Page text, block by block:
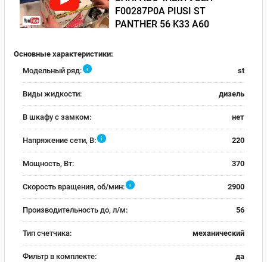
F00287P0A PIUSI ST
PANTHER 56 K33 A60
Основные характеристики:
Модельный ряд:
i st
Виды жидкости: дизель
В шкафу с замком: нет
Напряжение сети, В: i 220
Мощность, Вт: 370
Скорость вращения, об/мин: i 2900
Производительность до, л/м: 56
Тип счетчика: механический
Фильтр в комплекте: да